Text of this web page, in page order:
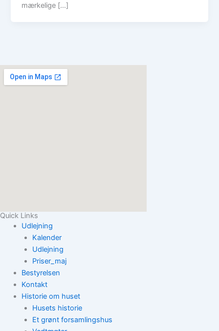
mærkelige […]
Quick Links
Udlejning
Kalender
Udlejning
Priser_maj
Bestyrelsen
Kontakt
Historie om huset
Husets historie
Et grønt forsamlingshus